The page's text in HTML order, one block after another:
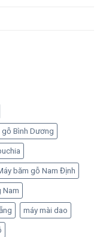
gỗ Bình Dương
băm gỗ Nam Định
Nam
máy mài dao